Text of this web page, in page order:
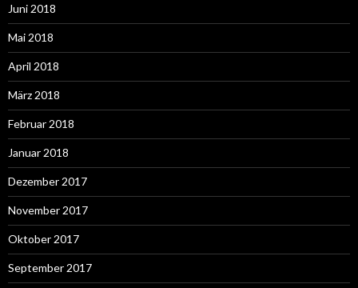
Juni 2018
Mai 2018
April 2018
März 2018
Februar 2018
Januar 2018
Dezember 2017
November 2017
Oktober 2017
September 2017